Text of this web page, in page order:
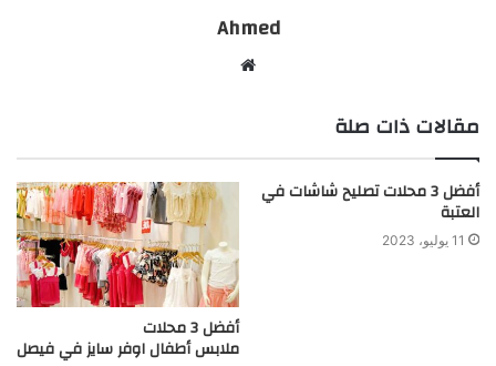
Ahmed
مقالات ذات صلة
أفضل 3 محلات تصليح شاشات في
العتبة
11 يوليو، 2023
أفضل 3 محلات
ملابس أطفال اوفر سايز في فيصل